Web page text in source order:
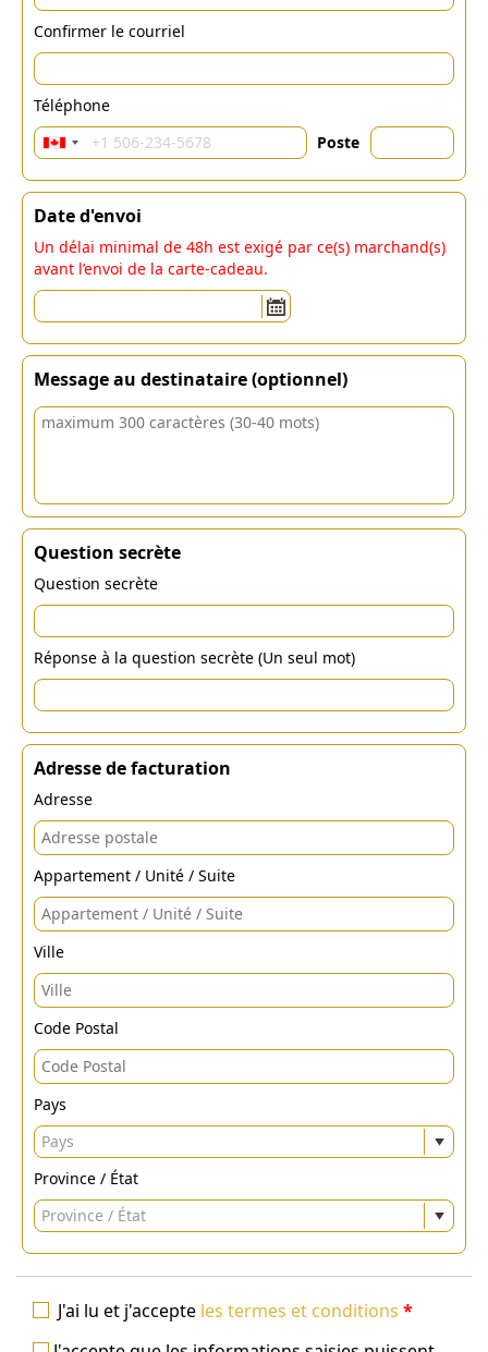
Confirmer le courriel
Téléphone
Poste
Date d'envoi
Un délai minimal de 48h est exigé par ce(s) marchand(s)
avant l’envoi de la carte-cadeau.
Message au destinataire (optionnel)
Question secrète
Question secrète
Réponse à la question secrète (Un seul mot)
Adresse de facturation
Adresse
Appartement / Unité / Suite
Ville
Code Postal
Pays
Pays
Province / État
Province / État
J'ai lu et j'accepte les termes et conditions *